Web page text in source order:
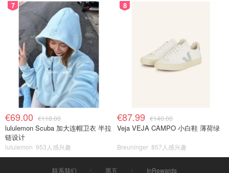
7
€69.00 €118.00
lululemon Scuba 加大连帽卫衣 半拉
链设计
lululemon 953人感兴趣
8
€87.99 €140.00
Veja VEJA CAMPO 小白鞋 薄荷绿
Breuninger 857人感兴趣
联系我们 黑五 InRewards